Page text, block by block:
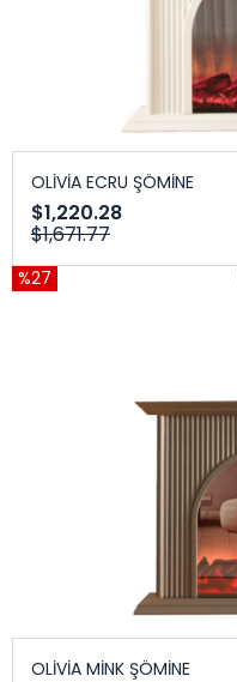
OLİVİA ECRU ŞÖMİNE
$1,220.28
$1,671.77
%27
OLİVİA MİNK ŞÖMİNE